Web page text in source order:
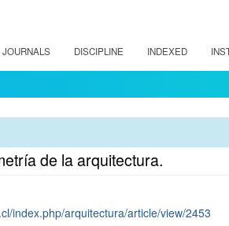
JOURNALS DISCIPLINE INDEXED
de la arquitectura.
index.php/arquitectura/article/view/2453